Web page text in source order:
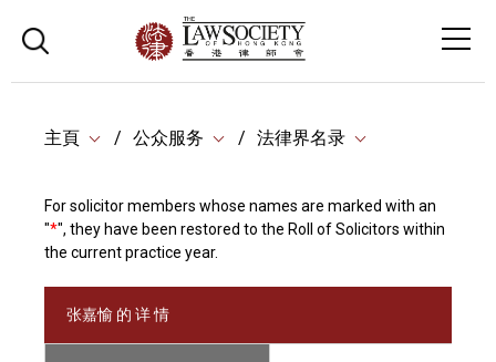
主頁 公众服务 法律界名录
For solicitor members whose names are marked with an
"*", they have been restored to the Roll of Solicitors within
the current practice year.
张嘉愉 的 详 情